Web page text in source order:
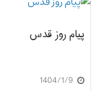
پیام روز قدس
1404/1/9